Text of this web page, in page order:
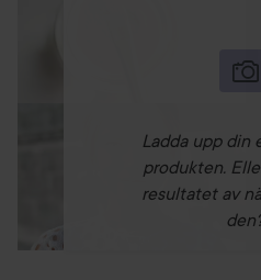
Ladda upp din
produkten.
resultatet av